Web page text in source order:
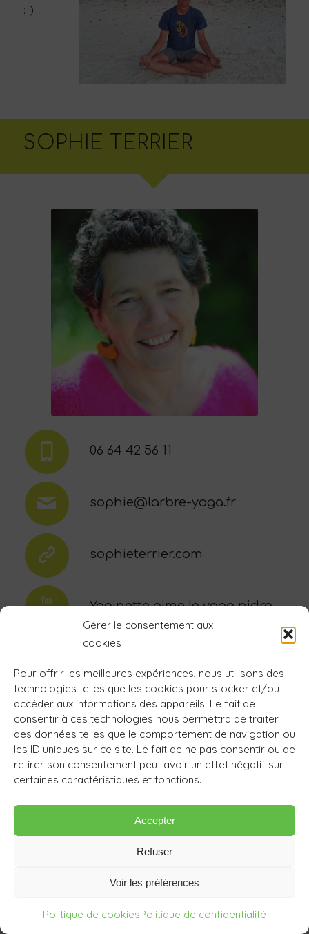
Gérer le consentement aux
cookies
Pour offrir les meilleures expériences, nous utilisons des
technologies telles que les cookies pour stocker et/ou
accéder aux informations des appareils. Le fait de
consentir à ces technologies nous permettra de traiter
des données telles que le comportement de navigation ou
les ID uniques sur ce site. Le fait de ne pas consentir ou de
retirer son consentement peut avoir un effet négatif sur
certaines caractéristiques et fonctions.
Accepter
Refuser
Voir les préférences
Politique de cookiesPolitique de confidentialité
:-)
SOPHIE TERRIER
06 64 42 56 11
sophie@larbre-yoga.fr
sophieterrier.com
Yoginette aime le yoga nidra
grand-mère lorsque je devais avoir une dizaine
d’année en lui servant de « cobaye » pour un cours
qu’elle donnait à d’autres grand-mères qui
s’émerveillaient de ma souplesse.
Je crois que cela n’a eu lieu qu’une seule fois mais
j’en ai gardé un souvenir très vif qui m’a
accompagné de nombreuses années où
épisodiquement je refaisais seule les quelques
postures effectuées ce jour là. Mais au-delà de
cette pratique cela m’a surtout donné une image
très positive du yoga, ma grand-mère étant une
paraissait très spirituelle.
Arrivée à l’âge adulte j’ai suivi des cours de yoga